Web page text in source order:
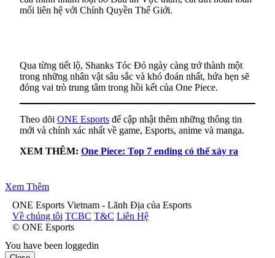
mối liên hệ với Chính Quyền Thế Giới.
Qua từng tiết lộ, Shanks Tóc Đỏ ngày càng trở thành một
trong những nhân vật sâu sắc và khó đoán nhất, hứa hẹn sẽ
đóng vai trò trung tâm trong hồi kết của One Piece.
Theo dõi ONE Esports để cập nhật thêm những thông tin
mới và chính xác nhất về game, Esports, anime và manga.
XEM THÊM: One Piece: Top 7 ending có thể xảy ra
Xem Thêm
ONE Esports Vietnam - Lãnh Địa của Esports
Về chúng tôi TCBC T&C Liên Hệ
© ONE Esports
You have been loggedin